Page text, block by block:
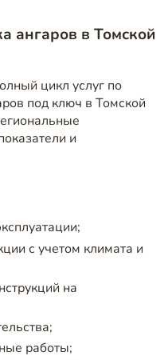
ангаров в Томской
цикл услуг по
под ключ в Томской
и
с учетом климата и
на
работы;